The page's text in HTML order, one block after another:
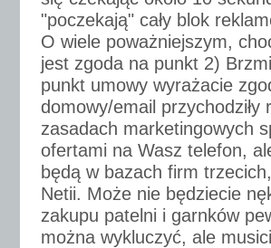
"poczekają" cały blok
O wiele poważniejszym,
jest zgoda na punkt 2)
punkt umowy wyrażacie
domowy/email
zasadach marketingowych
ofertami na Wasz telefon,
będą w bazach firm
Netii. Może nie będziecie
zakupu patelni i garnków
można wykluczyć, ale